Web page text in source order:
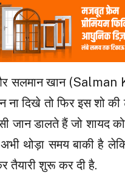
सलमान खान
ना दिखे तो फिर इस शो
जान डालते हैं जो शायद
थोड़ा समय बाकी है
तैयारी शुरू कर दी है.